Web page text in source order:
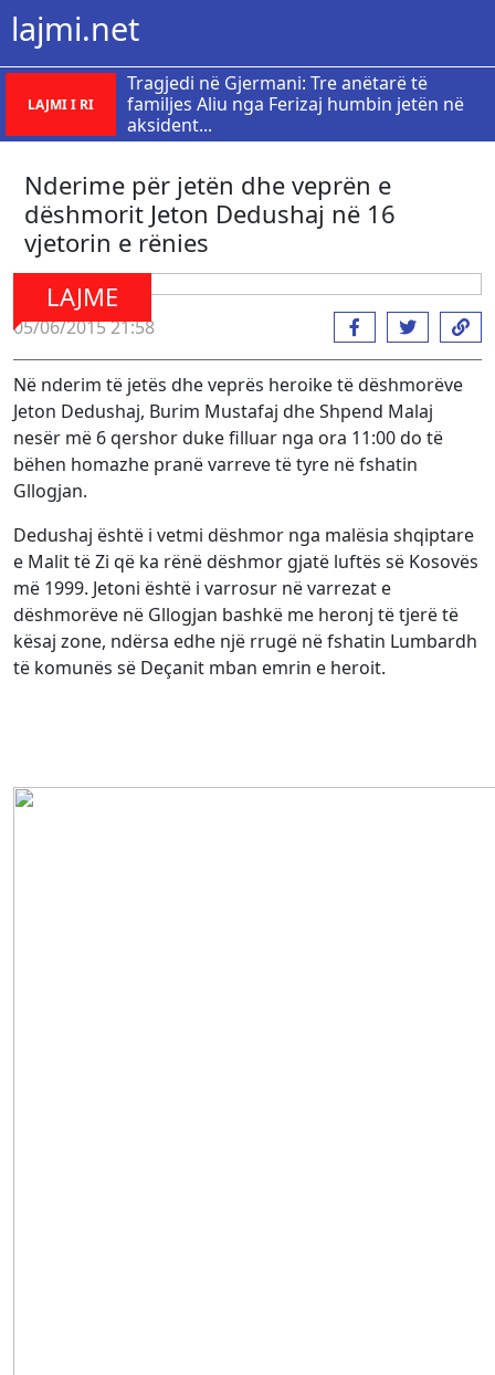
lajmi.net
LAJMI I RI
Tragjedi në Gjermani: Tre anëtarë të
familjes Aliu nga Ferizaj humbin jetën në
aksident...
Nderime për jetën dhe veprën e
dëshmorit Jeton Dedushaj në 16
vjetorin e rënies
LAJME
05/06/2015 21:58
Në nderim të jetës dhe veprës heroike të dëshmorëve
Jeton Dedushaj, Burim Mustafaj dhe Shpend Malaj
nesër më 6 qershor duke filluar nga ora 11:00 do të
bëhen homazhe pranë varreve të tyre në fshatin
Gllogjan.
Dedushaj është i vetmi dëshmor nga malësia shqiptare
e Malit të Zi që ka rënë dëshmor gjatë luftës së Kosovës
më 1999. Jetoni është i varrosur në varrezat e
dëshmorëve në Gllogjan bashkë me heronj të tjerë të
kësaj zone, ndërsa edhe një rrugë në fshatin Lumbardh
të komunës së Deçanit mban emrin e heroit.